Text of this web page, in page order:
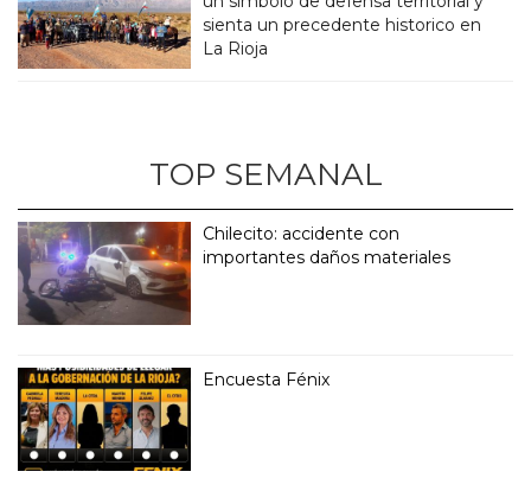
sienta un precedente historico en
La Rioja
TOP SEMANAL
Chilecito: accidente con
importantes daños materiales
Encuesta Fénix